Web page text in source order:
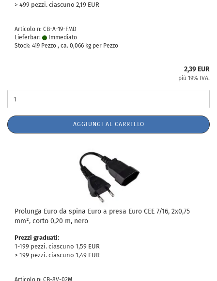
> 499 pezzi. ciascuno 2,19 EUR
Articolo n: CB-A-19-FMD
Lieferbar:
Immediato
Stock: 419 Pezzo , ca. 0,066 kg per Pezzo
2,39 EUR
più 19% IVA.
AGGIUNGI AL CARRELLO
Prolunga Euro da spina Euro a presa Euro CEE 7/16, 2x0,75
mm², corto 0,20 m, nero
Prezzi graduati:
1-199 pezzi. ciascuno 1,59 EUR
> 199 pezzi. ciascuno 1,49 EUR
Articolo n: CB-8V-02M